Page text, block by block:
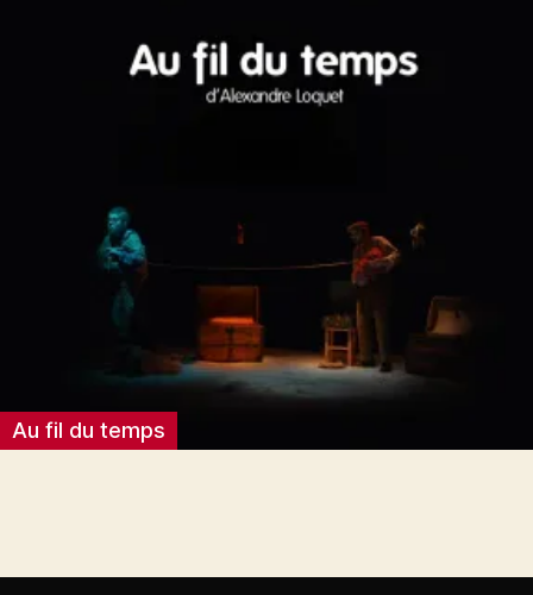
Au fil du temps